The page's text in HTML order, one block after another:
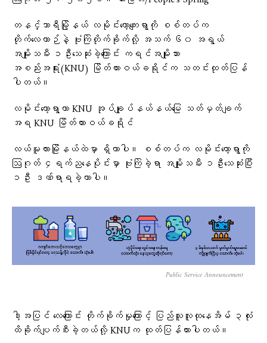
တနင်္သာရီမြို့နယ် လမိုင်းကော့ကျေးရွာကို စစ်တပ်က
တိုက်လေယာဉ်နဲ့ ဗုံးကြဲတိုက်ခိုက်လို့ အသက် ၆၀ အရွယ်
အမျိုးသမီး ၁ဦးသေဆုံးခဲ့ကြောင်း ကရင်အမျိုးသား
အစည်းအရုံး(KNU) မြိတ်ထားဝယ်ခရိုင်က သတင်းထုတ်ပြန်
ပါတယ်။
လမိုင်းကော့ရွာဟာ KNU အုပ်ချုပ်နယ်နယ်မြေ သတ်မှတ်ချက်
အရ KNU မြိတ်ထားဝယ်ခရိုင်
‎လယ်မူလားမြိုနယ်ထဲမှာ ရှိတာပါ။ စစ်တပ်က လမိုင်းကော့ရွာကို
ဩဂုတ် ၄ရက်ညနေပိုင်းမှာ ဗုံးကြဲခဲ့ရာ အမျိုးသမီး ၁ဦးသေဆုံးပြီး
၁ဦး ဒဏ်ရာရခဲ့တာပါ။
Public Service Announcement
ဒါ့အပြင် လေကြောင်း တိုက်ခိုက်မှုကြောင့် ပြည်သူလူထုနေအိမ် ၃လုံး
ထိခိုက်ပျက်စီးခဲ့တယ်လို့ KNUက ထုတ်ပြန်ထားပါတယ်။